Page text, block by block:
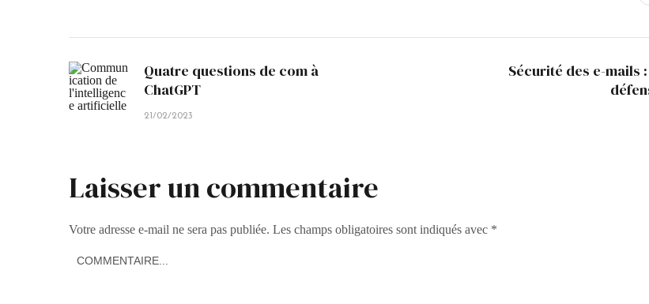
Quatre questions de com à
ChatGPT
21/02/2023
Sécurité des e-mails
Laisser un commentaire
Votre adresse e-mail ne sera pas publiée. Les champs obligatoires sont indiqués avec *